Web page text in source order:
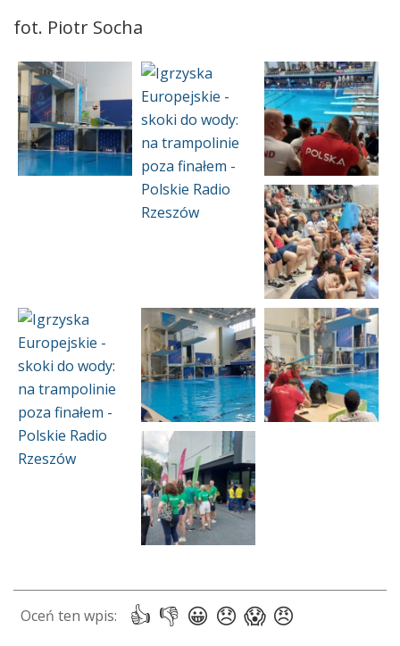
fot. Piotr Socha